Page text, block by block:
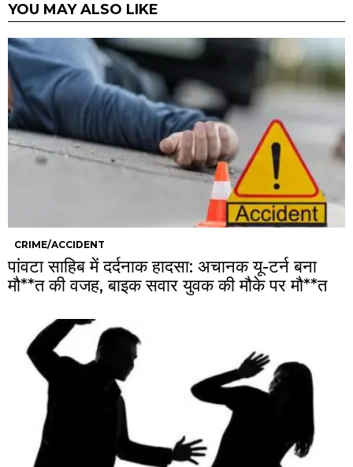
YOU MAY ALSO LIKE
CRIME/ACCIDENT
पांवटा साहिब में दर्दनाक हादसा: अचानक यू-टर्न बना
मौ**त की वजह, बाइक सवार युवक की मौके पर मौ**त